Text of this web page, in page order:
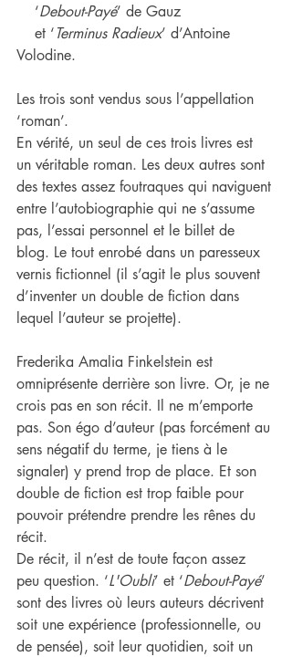
‘Debout-Payé’ de Gauz
et ‘Terminus Radieux’ d’Antoine
Volodine.
Les trois sont vendus sous l’appellation
‘roman’.
En vérité, un seul de ces trois livres est
un véritable roman. Les deux autres sont
des textes assez foutraques qui naviguent
entre l’autobiographie qui ne s’assume
pas, l’essai personnel et le billet de
blog. Le tout enrobé dans un paresseux
vernis fictionnel (il s’agit le plus souvent
d’inventer un double de fiction dans
lequel l’auteur se projette).
Frederika Amalia Finkelstein est
omniprésente derrière son livre. Or, je ne
crois pas en son récit. Il ne m’emporte
pas. Son égo d’auteur (pas forcément au
sens négatif du terme, je tiens à le
signaler) y prend trop de place. Et son
double de fiction est trop faible pour
pouvoir prétendre prendre les rênes du
récit.
De récit, il n’est de toute façon assez
peu question. ‘L'Oubli’ et ‘Debout-Payé’
sont des livres où leurs auteurs décrivent
soit une expérience (professionnelle, ou
de pensée), soit leur quotidien, soit un